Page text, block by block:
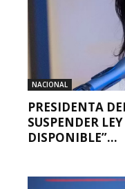
NACIONAL
PRESIDENTA
SUSPENDER
DISPONIBLE”...